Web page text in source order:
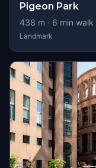
Pigeon Park
438 m · 6 min walk
Landmark